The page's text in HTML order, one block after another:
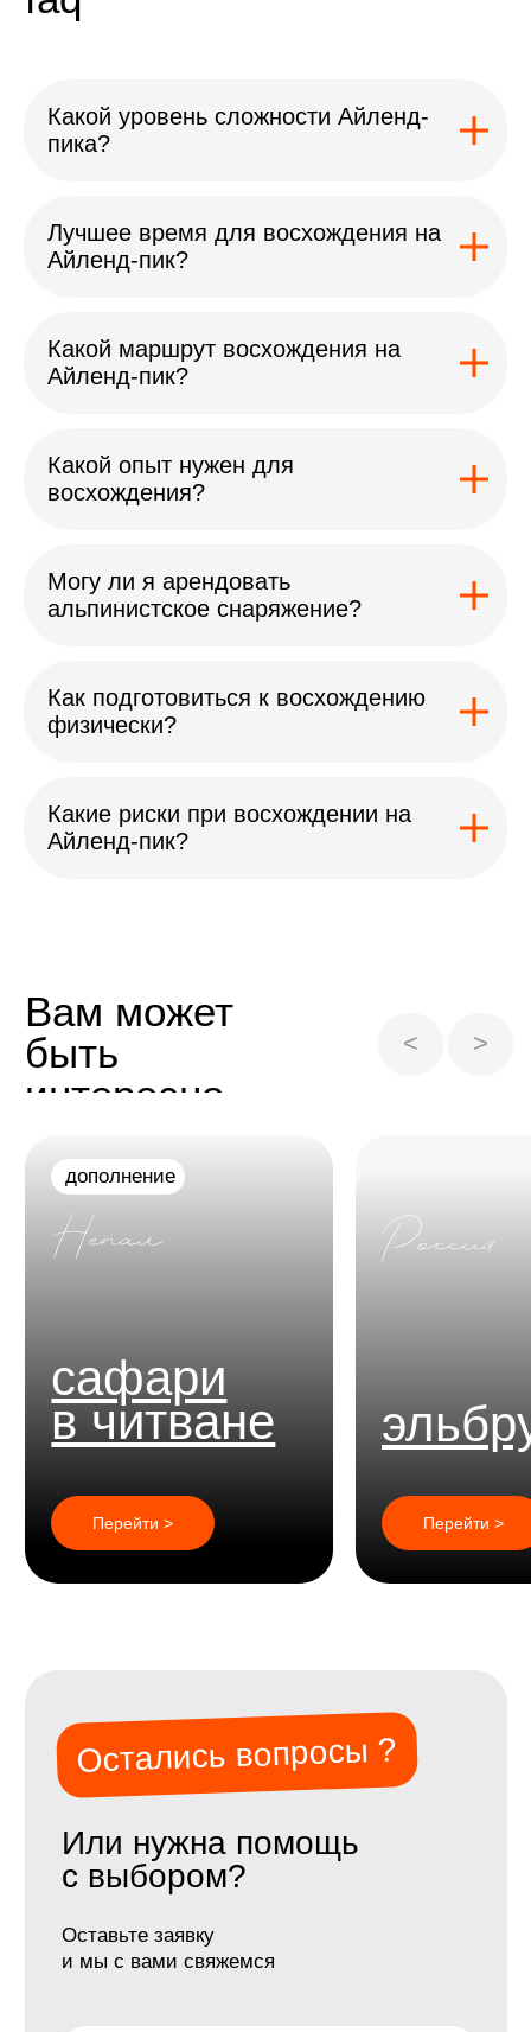
Какой уровень сложности Айленд-
пика?
Лучшее время для восхождения на
Айленд-пик?
Какой маршрут восхождения на
Айленд-пик?
Какой опыт нужен для
восхождения?
Могу ли я арендовать
альпинистское снаряжение?
Как подготовиться к восхождению
физически?
Какие риски при восхождении на
Айленд-пик?